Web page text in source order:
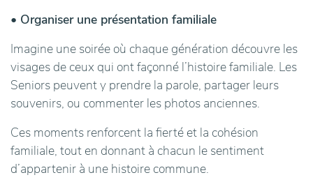
• Organiser une présentation familiale
Imagine une soirée où chaque génération découvre les
visages de ceux qui ont façonné l’histoire familiale. Les
Seniors peuvent y prendre la parole, partager leurs
souvenirs, ou commenter les photos anciennes.
Ces moments renforcent la fierté et la cohésion
familiale, tout en donnant à chacun le sentiment
d’appartenir à une histoire commune.